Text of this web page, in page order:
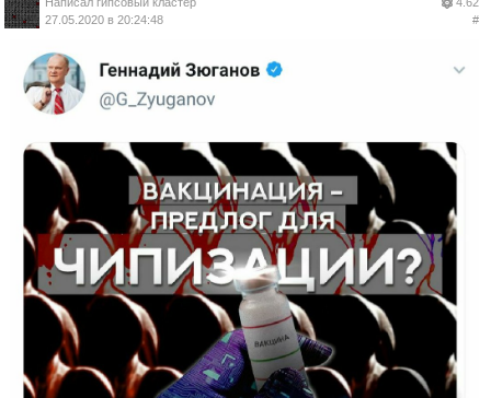
Написал гипсовый кластер
27.05.2020 в 20:24:48
4.62
#